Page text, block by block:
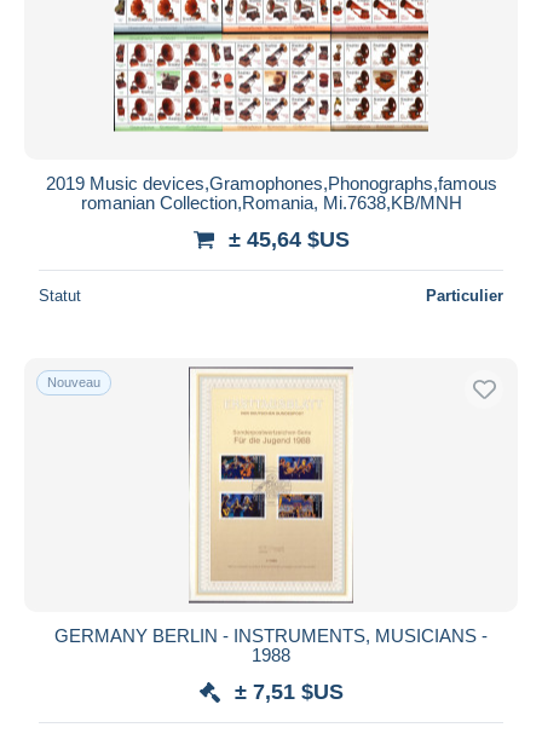
2019 Music devices,Gramophones,Phonographs,famous
romanian Collection,Romania, Mi.7638,KB/MNH
± 45,64 $US
Statut Particulier
Nouveau
GERMANY BERLIN - INSTRUMENTS, MUSICIANS -
1988
± 7,51 $US